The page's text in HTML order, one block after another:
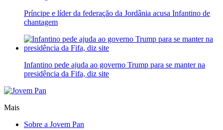
Príncipe e líder da federação da Jordânia acusa Infantino de
chantagem
Infantino pede ajuda ao governo Trump para se manter na
presidência da Fifa, diz site
Mais
Sobre a Jovem Pan